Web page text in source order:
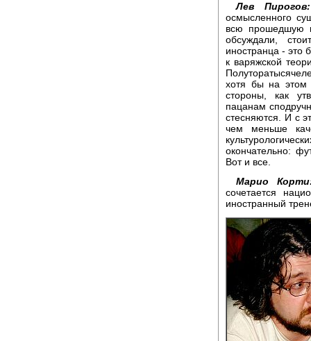
Лев Пирогов:
осмысленного
всю прошедшую
обсуждали,
иностранца - это
к варяжской
хотя бы на этом
стороны, как
пацанам
стесняются. И с
чем меньше
окончательно:
Вот и все.
Марио
сочетается
иностранный